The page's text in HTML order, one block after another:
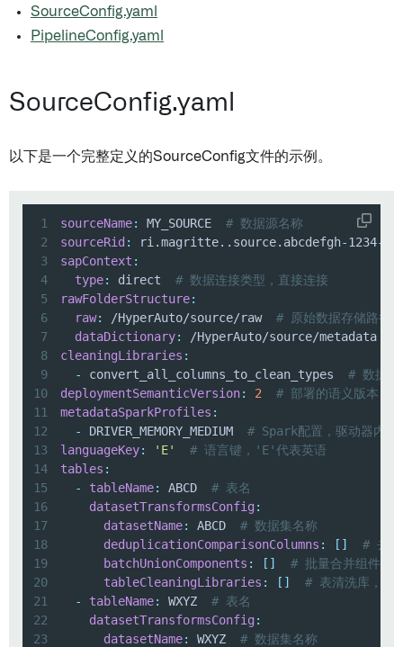
SourceConfig.yaml
PipelineConfig.yaml
SourceConfig.yaml
以下是一个完整定义的SourceConfig文件的示例。
1 sourceName: MY_SOURCE # 数据源名称
2
sourceRid : ri.magritte..source.abcdefgh-1234-
3
sapContext :
4
type: direct # 数据连接类型，直接连接
5
rawFolderStructure:
6
raw: /HyperAuto/source/raw # 原始数据存储路径
7
dataDictionary: /HyperAuto/source/metadata
8
cleaningLibraries :
9
- convert_all_columns_to_clean_types # 数据清
10
deploymentSemanticVersion: 2
# 部署的语义版本
11
metadataSparkProfiles :
12
- DRIVER_MEMORY_MEDIUM # Spark配置，驱动器内存
13
languageKey: 'E'
# 语言键，'E'代表英语
14
tables :
15
- tableName: ABCD # 表名
16
datasetTransformsConfig :
17
datasetName: ABCD # 数据集名称
18
deduplicationComparisonColumns : [ ]
# 去重
19
batchUnionComponents : [ ]
# 批量合并组件，
20
tableCleaningLibraries : [ ]
# 表清洗库，当
21
- tableName: WXYZ # 表名
22
datasetTransformsConfig :
23
datasetName: WXYZ # 数据集名称